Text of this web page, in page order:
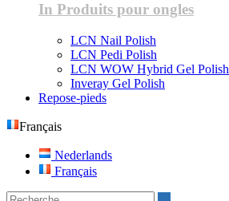
In Produits pour ongles
LCN Nail Polish
LCN Pedi Polish
LCN WOW Hybrid Gel Polish
Inveray Gel Polish
Repose-pieds
Français
Nederlands
Français